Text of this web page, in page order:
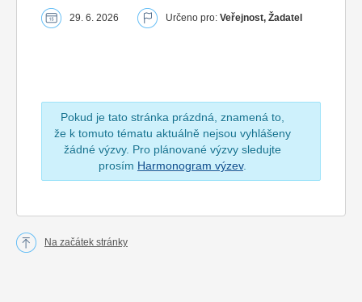
29. 6. 2026 Určeno pro: Veřejnost, Žadatel
Pokud je tato stránka prázdná, znamená to,
že k tomuto tématu aktuálně nejsou vyhlášeny
žádné výzvy. Pro plánované výzvy sledujte
prosím Harmonogram výzev.
Na začátek stránky